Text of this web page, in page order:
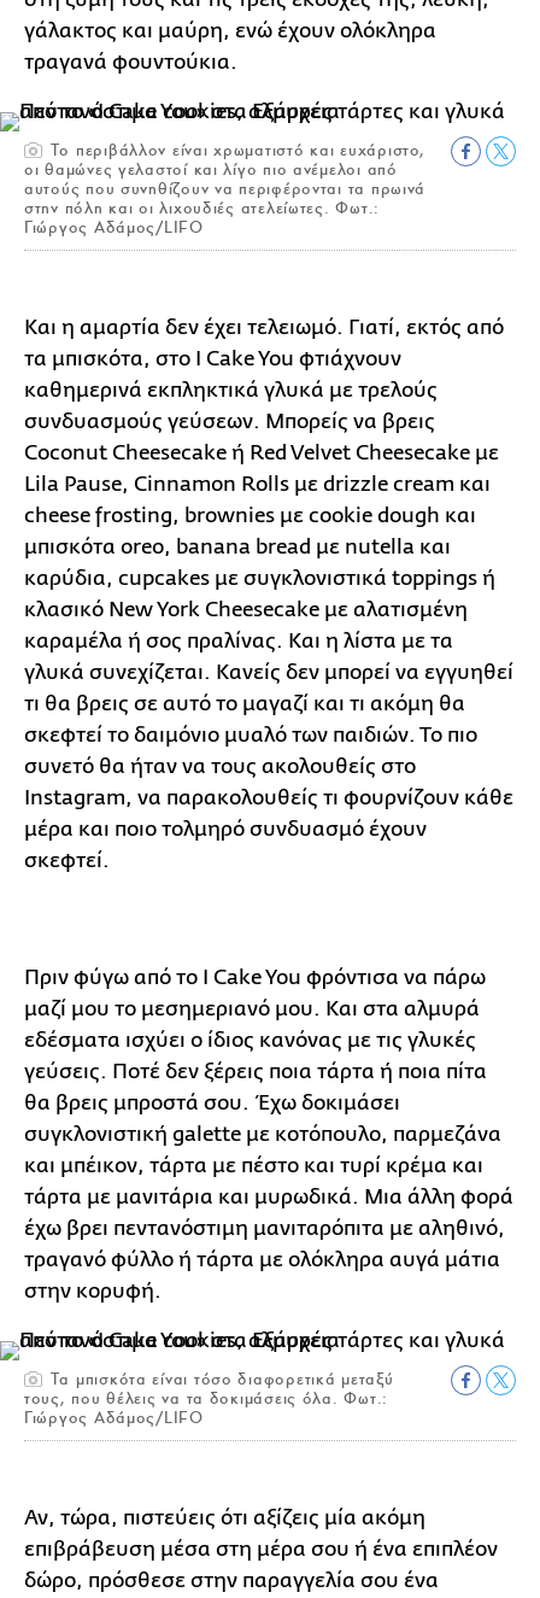
γάλακτος και μαύρη, ενώ έχουν ολόκληρα
τραγανά φουντούκια.
Το περιβάλλον είναι χρωματιστό και ευχάριστο,
οι θαμώνες γελαστοί και λίγο πιο ανέμελοι από
αυτούς που συνηθίζουν να περιφέρονται τα πρωινά
στην πόλη και οι λιχουδιές ατελείωτες. Φωτ.:
Γιώργος Αδάμος/LIFO
Και η αμαρτία δεν έχει τελειωμό. Γιατί, εκτός από
τα μπισκότα, στο I Cake You φτιάχνουν
καθημερινά εκπληκτικά γλυκά με τρελούς
συνδυασμούς γεύσεων. Μπορείς να βρεις
Coconut Cheesecake ή Red Velvet Cheesecake με
Lila Pause, Cinnamon Rolls με drizzle cream και
cheese frosting, brownies με cookie dough και
μπισκότα oreo, banana bread με nutella και
καρύδια, cupcakes με συγκλονιστικά toppings ή
κλασικό New York Cheesecake με αλατισμένη
καραμέλα ή σος πραλίνας. Και η λίστα με τα
γλυκά συνεχίζεται. Κανείς δεν μπορεί να εγγυηθεί
τι θα βρεις σε αυτό το μαγαζί και τι ακόμη θα
σκεφτεί το δαιμόνιο μυαλό των παιδιών. Το πιο
συνετό θα ήταν να τους ακολουθείς στο
Instagram, να παρακολουθείς τι φουρνίζουν κάθε
μέρα και ποιο τολμηρό συνδυασμό έχουν
σκεφτεί.
Πριν φύγω από το I Cake You φρόντισα να πάρω
μαζί μου το μεσημεριανό μου. Και στα αλμυρά
εδέσματα ισχύει ο ίδιος κανόνας με τις γλυκές
γεύσεις. Ποτέ δεν ξέρεις ποια τάρτα ή ποια πίτα
θα βρεις μπροστά σου. Έχω δοκιμάσει
συγκλονιστική galette με κοτόπουλο, παρμεζάνα
και μπέικον, τάρτα με πέστο και τυρί κρέμα και
τάρτα με μανιτάρια και μυρωδικά. Μια άλλη φορά
έχω βρει πεντανόστιμη μανιταρόπιτα με αληθινό,
τραγανό φύλλο ή τάρτα με ολόκληρα αυγά μάτια
στην κορυφή.
Τα μπισκότα είναι τόσο διαφορετικά μεταξύ
τους, που θέλεις να τα δοκιμάσεις όλα. Φωτ.:
Γιώργος Αδάμος/LIFO
Αν, τώρα, πιστεύεις ότι αξίζεις μία ακόμη
επιβράβευση μέσα στη μέρα σου ή ένα επιπλέον
δώρο, πρόσθεσε στην παραγγελία σου ένα